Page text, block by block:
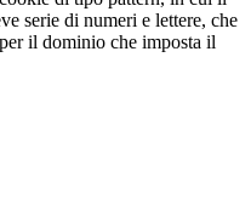
serie di numeri e lettere, che
il dominio che imposta il